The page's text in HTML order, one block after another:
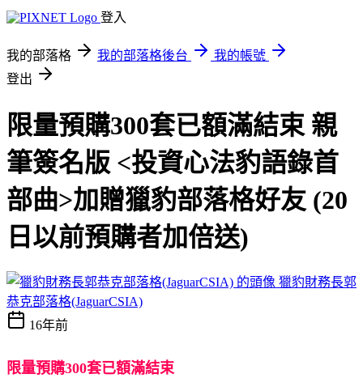
登入
我的部落格 我的部落格後台
我的帳號
登出
限量預購300套已額滿結束 親
筆簽名版 <投資心法豹語錄首
部曲>加贈獵豹部落格好友 (20
日以前預購者加倍送)
獵豹財務長郭
恭克部落格(JaguarCSIA)
16年前
限量預購300套已額滿結束